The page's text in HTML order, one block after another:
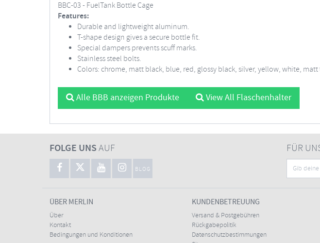
BBC-03 - FuelTank Bottle Cage
Features:
Durable and lightweight aluminum.
T-shape design gives a secure bottle fit.
Special dampers prevents scuff marks.
Stainless steel bolts.
Colors: chrome, matt black, blue, red, glossy black, silver, yellow, white,
Alle BBB anzeigen Produkte View All Flaschenhalter
FOLGE UNSAUF
BLOG
FÜR
ÜBER MERLIN
Über
Kontakt
Bedingungen und Konditionen
KUNDENBETREUUNG
Versand & Postgebühren
Rückgabepolitik
Datenschutzbestimmungen